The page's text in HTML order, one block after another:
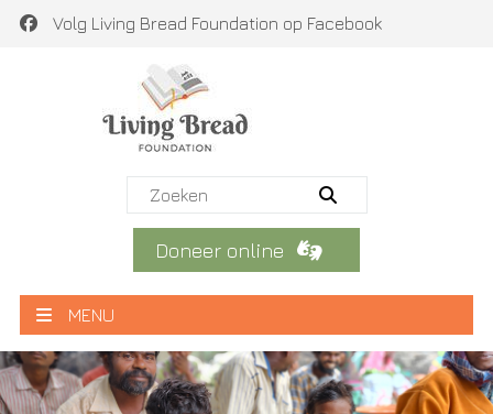
Volg Living Bread Foundation op Facebook
Doneer online
MENU